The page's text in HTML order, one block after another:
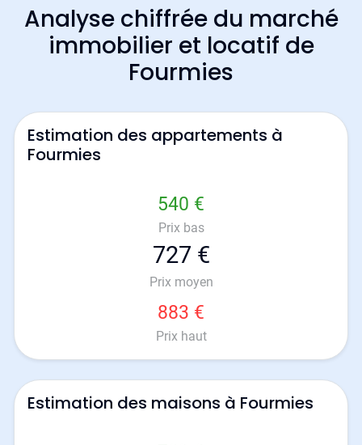
Analyse chiffrée du marché
immobilier et locatif de
Fourmies
Estimation des appartements à
Fourmies
540 €
Prix bas
727 €
Prix moyen
883 €
Prix haut
Estimation des maisons à Fourmies